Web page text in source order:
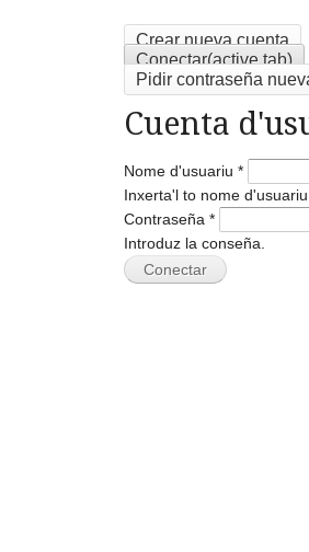
Crear nueva cuenta
Conectar(active tab)
Pidir contraseña
Cuenta
Nome d'usuariu *
Inxerta'l to nome
Contraseña *
Introduz la conseña.